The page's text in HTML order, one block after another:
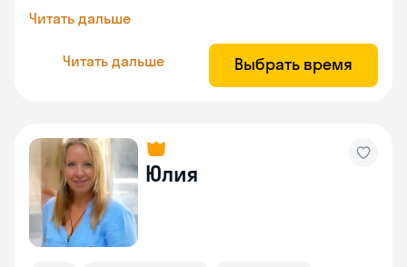
Читать дальше
Читать дальше Выбрать время
Юлия